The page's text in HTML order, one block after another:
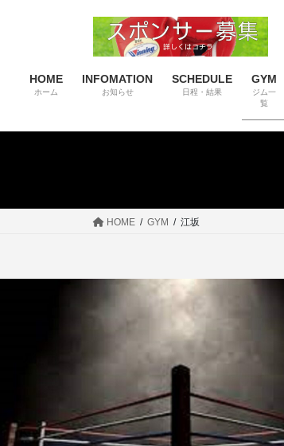
HOME
ホーム
INFOMATION
お知らせ
SCHEDULE
日程・結果
GYM
ジム一
覧
HOME GYM 江坂